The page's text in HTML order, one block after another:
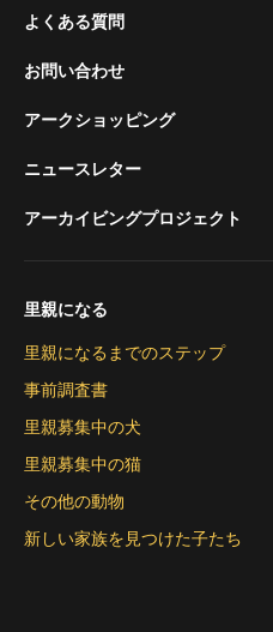
よくある質問
お問い合わせ
アークショッピング
ニュースレター
アーカイビングプロジェクト
里親になる
里親になるまでのステップ
事前調査書
里親募集中の犬
里親募集中の猫
その他の動物
新しい家族を見つけた子たち